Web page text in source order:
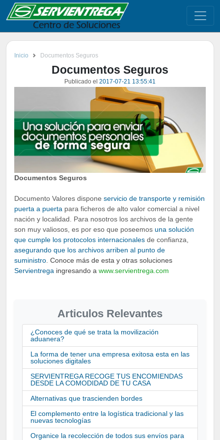
Inicio Documentos Seguros
Documentos Seguros
Publicado el 2017-07-21 13:55:41
Documentos Seguros
Documento Valores dispone servicio de transporte y remisión
puerta a puerta para ficheros de alto valor comercial a nivel
nación y localidad. Para nosotros los archivos de la gente
son muy valiosos, es por eso que poseemos una solución
que cumple los protocolos internacionales de confianza,
asegurando que los archivos arriben al punto de
suministro Conoce más de esta y otras soluciones
Servientrega ingresando a www.servientrega.com
Articulos Relevantes
¿Conoces de qué se trata la movilización
aduanera?
La forma de tener una empresa exitosa esta en las
soluciones digitales
SERVIENTREGA RECOGE TUS ENCOMIENDAS
DESDE LA COMODIDAD DE TU CASA
Alternativas que trascienden bordes
El complemento entre la logística tradicional y las
nuevas tecnologías
Organice la recolección de todos sus envíos para